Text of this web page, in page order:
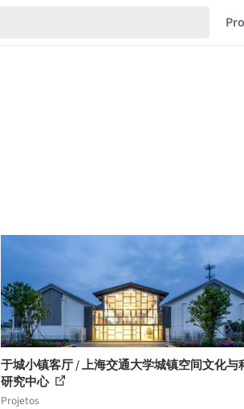
于城小镇客厅 / 上海交通大学城镇空间文化与
研究中心
Projetos